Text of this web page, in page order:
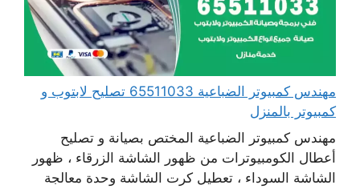
مهندس كمبيوتر الضباعية 65511033 تصليح لابتوب و
كمبيوتر بالمنزل
مهندس كمبيوتر الضباعية المختص بصيانة و تصليح
أعطال الكومبيوترات من ظهور الشاشة الزرقاء ، ظهور
الشاشة السوداء ، تعطيل كرت الشاشة وحدة معالجة